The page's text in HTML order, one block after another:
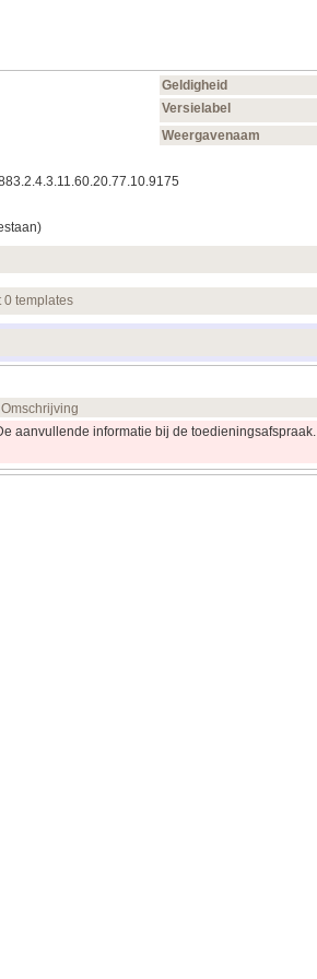
Geldigheid
Versielabel
Weergavenaam
0 templates
Omschrijving
aanvullende informatie bij de toedieningsafspraak.